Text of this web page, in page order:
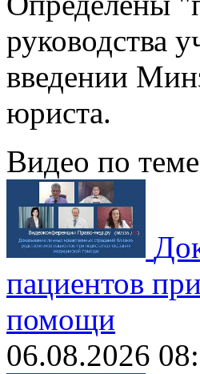
руководства
введении
юриста.
Видео по теме
пациентов
помощи
06.08.2026